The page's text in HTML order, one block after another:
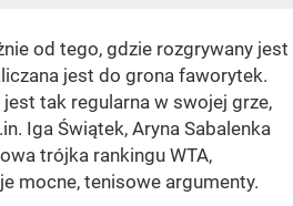
od tego, gdzie rozgrywany jest
jest do grona faworytek.
tak regularna w swojej grze,
Iga Świątek, Aryna Sabalenka
trójka rankingu WTA,
mocne, tenisowe argumenty.